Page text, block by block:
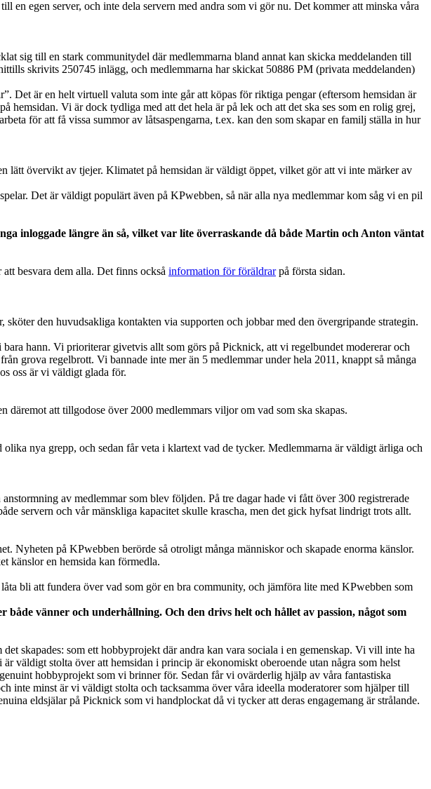
en egen server, och inte dela servern med andra som vi gör nu. Det kommer att minska våra
sig till en stark communitydel där medlemmarna bland annat kan skicka meddelanden till
skrivits 250745 inlägg, och medlemmarna har skickat 50886 PM (privata meddelanden)
Det är en helt virtuell valuta som inte går att köpas för riktiga pengar (eftersom hemsidan är
hemsidan. Vi är dock tydliga med att det hela är på lek och att det ska ses som en rolig grej,
för att få vissa summor av låtsaspengarna, t.ex. kan den som skapar en familj ställa in hur
lätt övervikt av tjejer. Klimatet på hemsidan är väldigt öppet, vilket gör att vi inte märker av
Det är väldigt populärt även på KPwebben, så när alla nya medlemmar kom såg vi en pil
inloggade längre än så, vilket var lite överraskande då både Martin och Anton väntat
besvara dem alla. Det finns också information för föräldrarpå första sidan.
den huvudsakliga kontakten via supporten och jobbar med den övergripande strategin.
hann. Vi prioriterar givetvis allt som görs på Picknick, att vi regelbundet modererar och
grova regelbrott. Vi bannade inte mer än 5 medlemmar under hela 2011, knappt så många
oss är vi väldigt glada för.
däremot att tillgodose över 2000 medlemmars viljor om vad som ska skapas.
nya grepp, och sedan får veta i klartext vad de tycker. Medlemmarna är väldigt ärliga och
av medlemmar som blev följden. På tre dagar hade vi fått över 300 registrerade
servern och vår mänskliga kapacitet skulle krascha, men det gick hyfsat lindrigt trots allt.
Nyheten på KPwebben berörde så otroligt många människor och skapade enorma känslor.
känslor en hemsida kan förmedla.
bli att fundera över vad som gör en bra community, och jämföra lite med KPwebben som
vänner och underhållning. Och den drivs helt och hållet av passion, något som
skapades: som ett hobbyprojekt där andra kan vara sociala i en gemenskap. Vi vill inte ha
väldigt stolta över att hemsidan i princip är ekonomiskt oberoende utan några som helst
hobbyprojekt som vi brinner för. Sedan får vi ovärderlig hjälp av våra fantastiska
inte minst är vi väldigt stolta och tacksamma över våra ideella moderatorer som hjälper till
eldsjälar på Picknick som vi handplockat då vi tycker att deras engagemang är strålande.